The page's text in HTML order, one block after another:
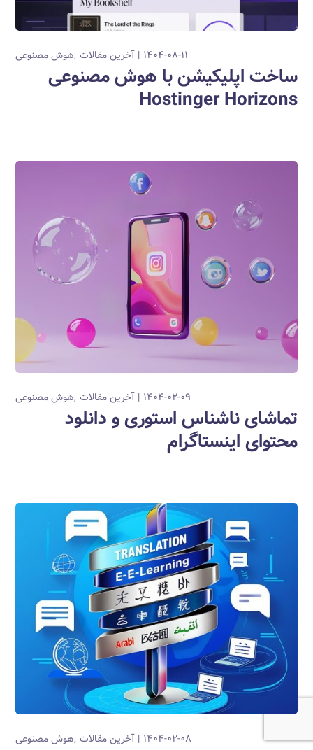
۱۴۰۴-۰۸-۱۱ آخرین مقالات هوش مصنوعی
ساخت اپلیکیشن با هوش مصنوعی
Hostinger Horizons
۱۴۰۴-۰۲-۰۹ آخرین مقالات هوش مصنوعی
تماشای ناشناس استوری و دانلود
محتوای اینستاگرام
۱۴۰۴-۰۲-۰۸ آخرین مقالات هوش مصنوعی